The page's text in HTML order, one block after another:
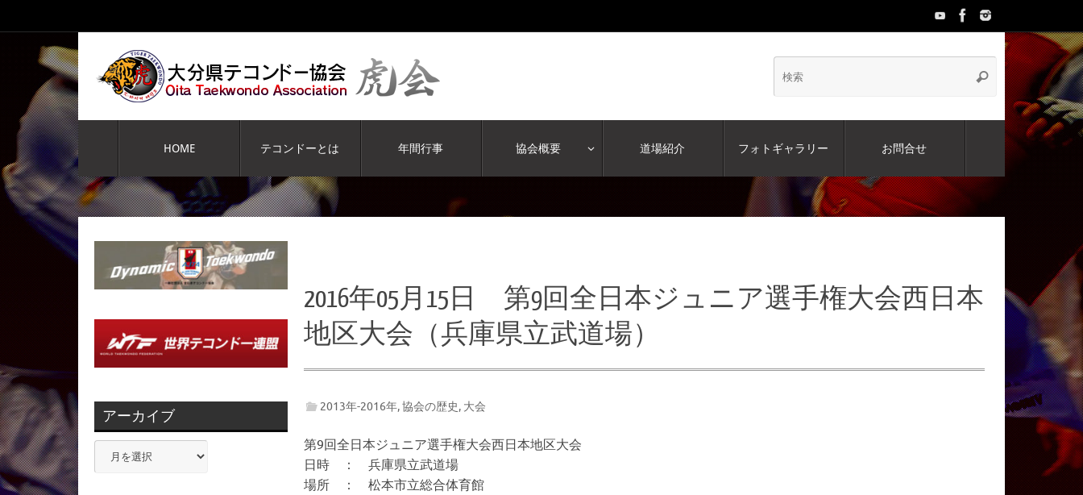
ン
キ
ッ
プ
検
索:
検
コ
ン
テ
ン
ツ
へ
ス
キ
ッ
プ
HOME テコンドーとは 年間行事 協会概要 道場紹介 フォトギャラリー お問合せ
2016年05月15日 第9回全日本ジュニア選手権大会西日本
地区大会（兵庫県立武道場）
2013年-2016年,協会の歴史, 大会
第9回全日本ジュニア選手権大会西日本地区大会
日時 ： 兵庫県立武道場
場所 ： 松本市立総合体育館
アーカイブ
ー